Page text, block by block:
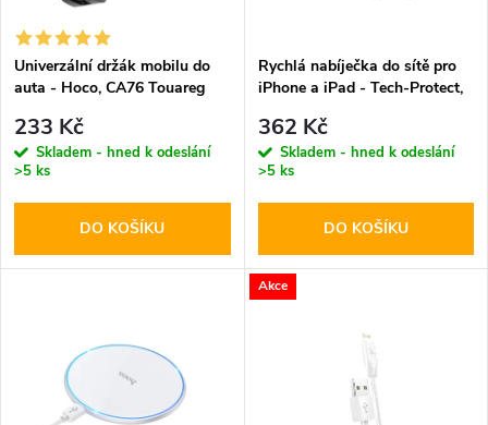
í
p
r
o
d
s
p
r
o
d
Univerzální držák mobilu do
auta - Hoco, CA76 Touareg
233 Kč
Skladem - hned k odeslání
>5 ks
DO KOŠÍKU
Rychlá nabíječka do sítě pro
iPhone a iPad - Tech-Protect,
362 Kč
Skladem - hned k odeslání
>5 ks
DO KOŠÍKU
Akce